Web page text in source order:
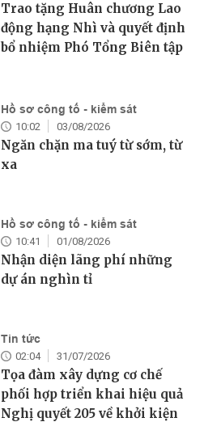
Trao tặng Huân chương Lao
động hạng Nhì và quyết định
bổ nhiệm Phó Tổng Biên tập
Hồ sơ công tố - kiểm sát
10:02 03/08/2026
Ngăn chặn ma tuý từ sớm, từ
xa
Hồ sơ công tố - kiểm sát
10:41 01/08/2026
Nhận diện lãng phí những
dự án nghìn tỉ
Tin tức
02:04 31/07/2026
Tọa đàm xây dựng cơ chế
phối hợp triển khai hiệu quả
Nghị quyết 205 về khởi kiện